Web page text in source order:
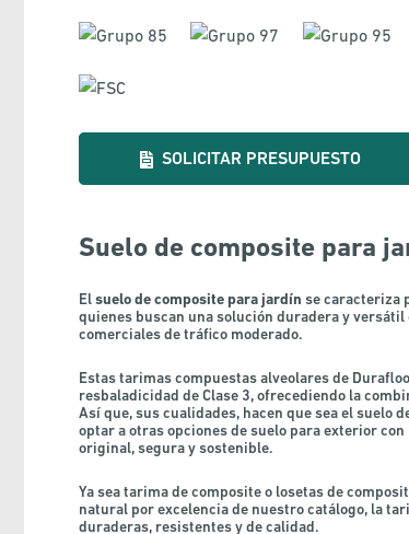
SOLICITAR PRESUPUESTO
Suelo de composite para
El suelo de composite para jardín se caracteriza
quienes buscan una solución duradera y
comerciales de tráfico moderado.
Estas tarimas compuestas alveolares de
resbaladicidad de Clase 3, ofrecediendo la
Así que, sus cualidades, hacen que sea el suelo
optar a otras opciones de suelo para exterior con
original, segura y sostenible.
Ya sea tarima de composite o losetas de
natural por excelencia de nuestro catálogo, la
duraderas, resistentes y de calidad.